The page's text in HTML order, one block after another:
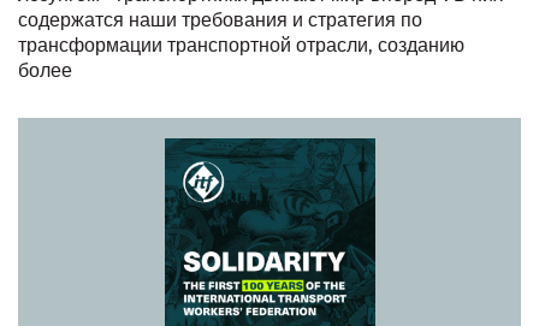
содержатся наши требования и стратегия по
трансформации транспортной отрасли, созданию
более